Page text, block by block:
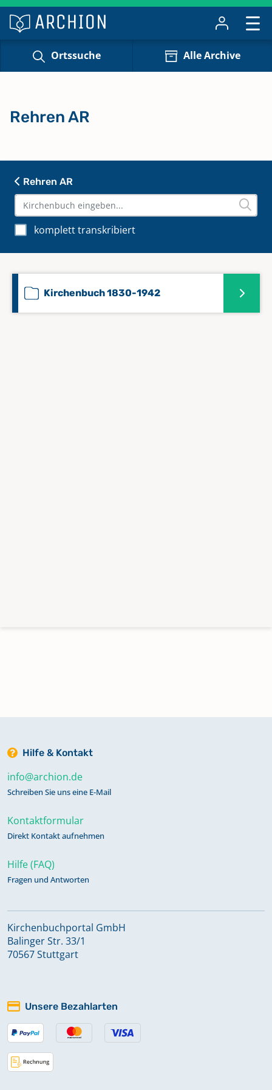
Ortssuche Alle Archive
Rehren AR
komplett transkribiert
Kirchenbuch 1830-1942
Rehren AR
Hilfe & Kontakt
info@archion.de
Schreiben Sie uns eine E-Mail
Kontaktformular
Direkt Kontakt aufnehmen
Hilfe (FAQ)
Fragen und Antworten
Kirchenbuchportal GmbH
Balinger Str. 33/1
70567 Stuttgart
Unsere Bezahlarten